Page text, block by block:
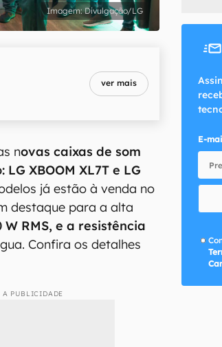
Divulgação/LG
ver mais
novas caixas de som
XBOOM XL7T e LG
já estão à venda no
destaque para a alta
W RMS, e a resistência
Confira os detalhes
A PUBLICIDADE
E-